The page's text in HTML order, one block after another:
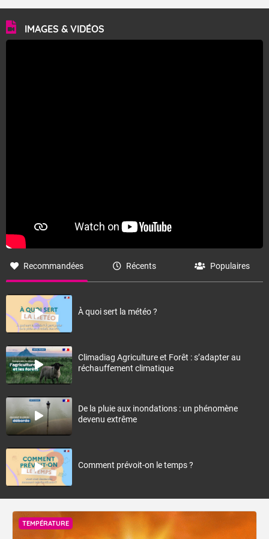
IMAGES & VIDÉOS
Recommandées Récents Populaires
À quoi sert la météo ?
Climadiag Agriculture et Forêt : s’adapter au
réchauffement climatique
De la pluie aux inondations : un phénomène
devenu extrême
Comment prévoit-on le temps ?
TEMPÉRATURE